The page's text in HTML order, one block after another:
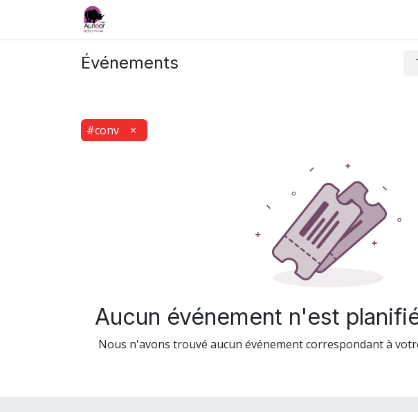
Événements
#conv ×
Aucun événement n'est
Nous n'avons trouvé aucun événement correspondant à